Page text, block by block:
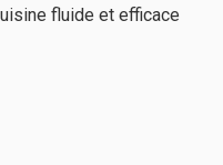
fluide et efficace